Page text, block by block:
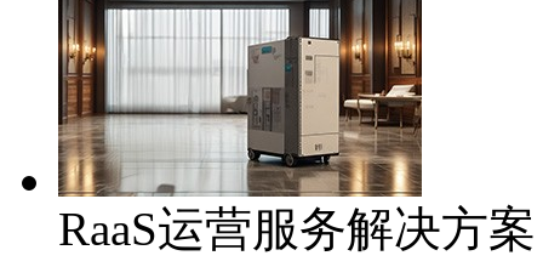
RaaS运营服务解决方案